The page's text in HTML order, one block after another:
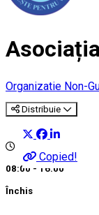
Organizatie Non-
Distribuie
Copied!
08:00 - 16:00
Închis